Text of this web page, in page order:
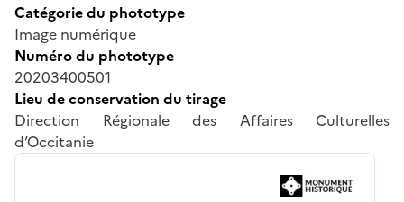
Catégorie du phototype
Image numérique
Numéro du phototype
20203400501
Lieu de conservation du tirage
Direction Régionale des Affaires Culturelles
d’Occitanie